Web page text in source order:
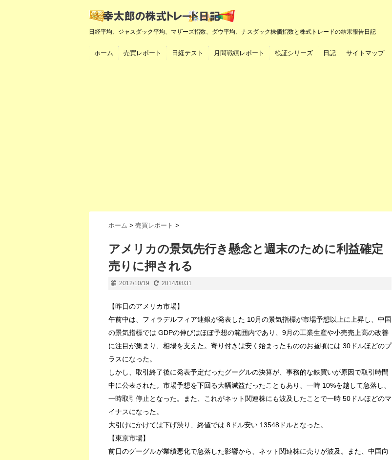
日経平均、ジャスダック平均、マザーズ指数、ダウ平均、ナスダック株価指数と株式トレードの結果報告日記
ホーム 売買レポート 日経テスト 月間戦績レポート 検証シリーズ 日記 サイトマップ
ホーム > 売買レポート >
アメリカの景気先行き懸念と週末のために利益確定
売りに押される
2012/10/19 2014/08/31
【昨日のアメリカ市場】
午前中は、フィラデルフィア連銀が発表した 10月の景気指標が市場予想以上に上昇し、中国
の景気指標では GDPの伸びはほぼ予想の範囲内であり、9月の工業生産や小売売上高の改善
に注目が集まり、相場を支えた。寄り付きは安く始まったもののお昼頃には 30ドルほどのプ
ラスになった。
しかし、取引終了後に発表予定だったグーグルの決算が、事務的な鉄買いが原因で取引時間
中に公表された。市場予想を下回る大幅減益だったこともあり、一時 10%を越して急落し、
一時取引停止となった。また、これがネット関連株にも波及したことで一時 50ドルほどのマ
イナスになった。
大引けにかけては下げ渋り、終値では 8ドル安い 13548ドルとなった。
【東京市場】
前日のグーグルが業績悪化で急落した影響から、ネット関連株に売りが波及。また、中国向